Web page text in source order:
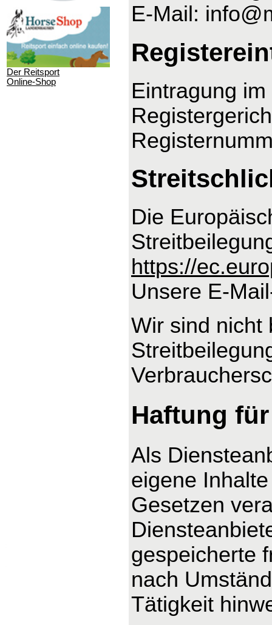
Der Reitsport
Online-Shop
E-Mail:
Eintragung
Die
https://
Unsere E-
Wir sind nicht
Haftung
Als
eigene
Gesetzen
gespeicherte
nach
Tätigkeit